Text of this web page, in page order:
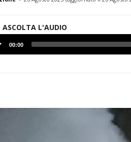
ASCOLTA L'AUDIO
00:00